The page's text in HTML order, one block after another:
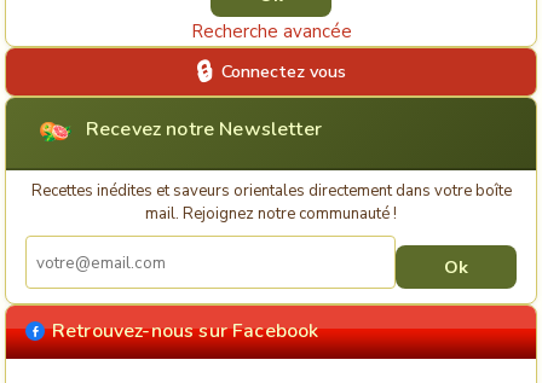
Recherche avancée
Connectez vous
Recevez notre Newsletter
Recettes inédites et saveurs orientales directement dans votre boîte
mail. Rejoignez notre communauté !
Retrouvez-nous sur Facebook